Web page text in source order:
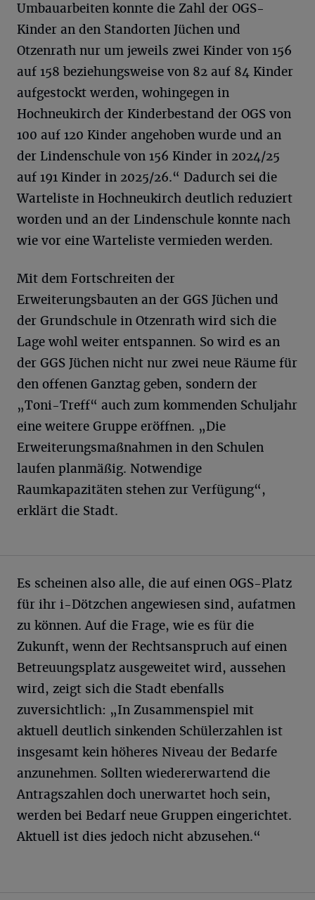
Umbauarbeiten konnte die Zahl der OGS-
Kinder an den Standorten Jüchen und
Otzenrath nur um jeweils zwei Kinder von 156
auf 158 beziehungsweise von 82 auf 84 Kinder
aufgestockt werden, wohingegen in
Hochneukirch der Kinderbestand der OGS von
100 auf 120 Kinder angehoben wurde und an
der Lindenschule von 156 Kinder in 2024/25
auf 191 Kinder in 2025/26.“ Dadurch sei die
Warteliste in Hochneukirch deutlich reduziert
worden und an der Lindenschule konnte nach
wie vor eine Warteliste vermieden werden.
Mit dem Fortschreiten der
Erweiterungsbauten an der GGS Jüchen und
der Grundschule in Otzenrath wird sich die
Lage wohl weiter entspannen. So wird es an
der GGS Jüchen nicht nur zwei neue Räume für
den offenen Ganztag geben, sondern der
„Toni-Treff“ auch zum kommenden Schuljahr
eine weitere Gruppe eröffnen. „Die
Erweiterungsmaßnahmen in den Schulen
laufen planmäßig. Notwendige
Raumkapazitäten stehen zur Verfügung“,
erklärt die Stadt.
Es scheinen also alle, die auf einen OGS-Platz
für ihr i-Dötzchen angewiesen sind, aufatmen
zu können. Auf die Frage, wie es für die
Zukunft, wenn der Rechtsanspruch auf einen
Betreuungsplatz ausgeweitet wird, aussehen
wird, zeigt sich die Stadt ebenfalls
zuversichtlich: „In Zusammenspiel mit
aktuell deutlich sinkenden Schülerzahlen ist
insgesamt kein höheres Niveau der Bedarfe
anzunehmen. Sollten wiedererwartend die
Antragszahlen doch unerwartet hoch sein,
werden bei Bedarf neue Gruppen eingerichtet.
Aktuell ist dies jedoch nicht abzusehen.“